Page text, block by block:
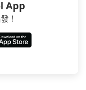
App
！